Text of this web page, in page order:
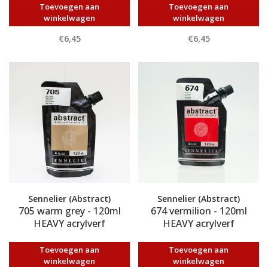
Toevoegen aan
winkelwagen
€6,45
Toevoegen aan
winkelwagen
€6,45
Sennelier (Abstract)
705 warm grey - 120ml
HEAVY acrylverf
Toevoegen aan
winkelwagen
Sennelier (Abstract)
674 vermilion - 120ml
HEAVY acrylverf
Toevoegen aan
winkelwagen